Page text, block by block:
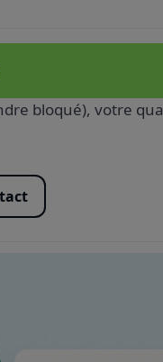
bloqué), votre